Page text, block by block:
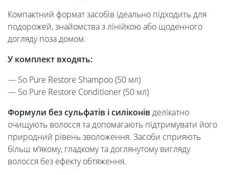
Компактний формат засобів ідеально підходить для
подорожей, знайомства з лінійкою або щоденного
догляду поза домом.
У комплект входять:
— So Pure Restore Shampoo (50 мл)
— So Pure Restore Conditioner (50 мл)
Формули без сульфатів і силіконів делікатно
очищують волосся та допомагають підтримувати його
природний рівень зволоження. Засоби сприяють
більш м’якому, гладкому та доглянутому вигляду
волосся без ефекту обтяження.